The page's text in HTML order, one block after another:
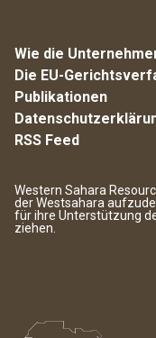
Wie die
Die EU-
Publikationen
RSS Feed
Western Sahara
der Westsahara
für ihre Unterstützung
ziehen.